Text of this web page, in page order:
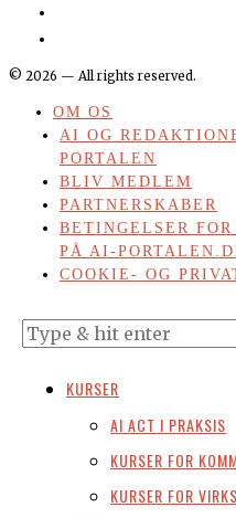
© 2026 — All rights reserved.
OM OS
AI OG
PORTALEN
BLIV MEDLEM
PARTNERSKABER
BETINGELSER
PÅ AI-
COOKIE- OG
KURSER
AI ACT I PRAKSIS
KURSER FOR
KURSER FOR